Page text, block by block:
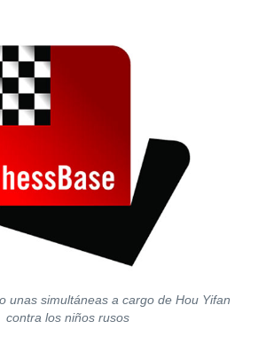
unas simultáneas a cargo de Hou Yifan
contra los niños rusos